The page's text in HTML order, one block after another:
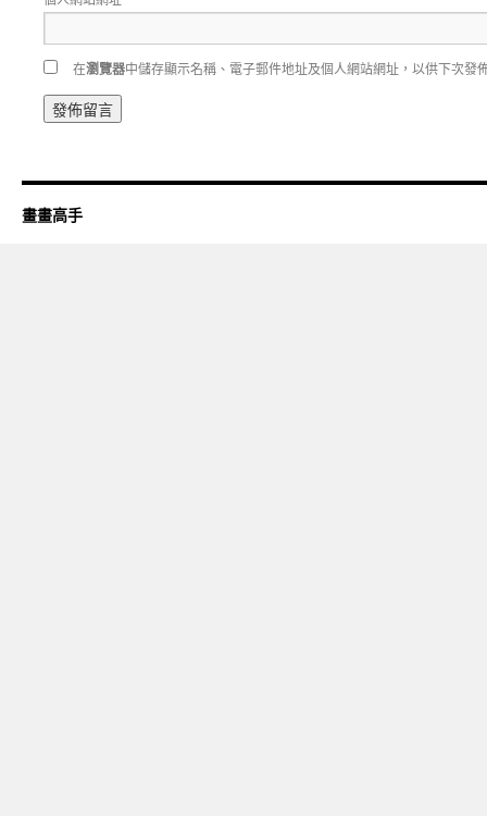
在瀏覽器中儲存顯示名稱、電子郵件地址及個人網站網址，以供下次發
畫畫高手